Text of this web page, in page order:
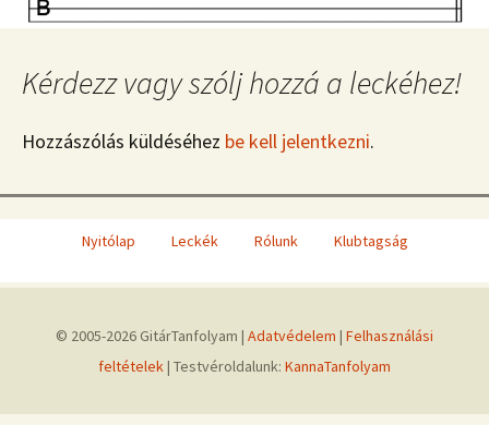
Kérdezz vagy szólj hozzá a leckéhez!
Hozzászólás küldéséhez be kell jelentkezni.
Nyitólap Leckék Rólunk Klubtagság
© 2005-2026 GitárTanfolyam | Adatvédelem | Felhasználási
feltételek| Testvéroldalunk: KannaTanfolyam